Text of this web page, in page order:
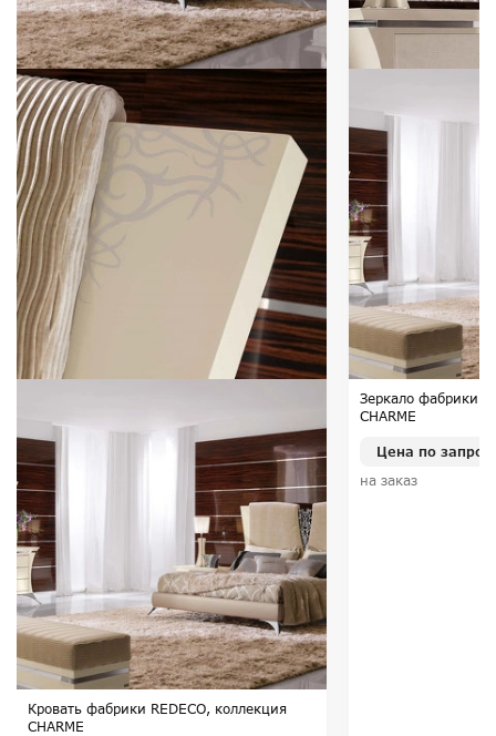
Кровать фабрики REDECO, коллекция
CHARME
Зеркало фабрики
CHARME
Цена по
на заказ